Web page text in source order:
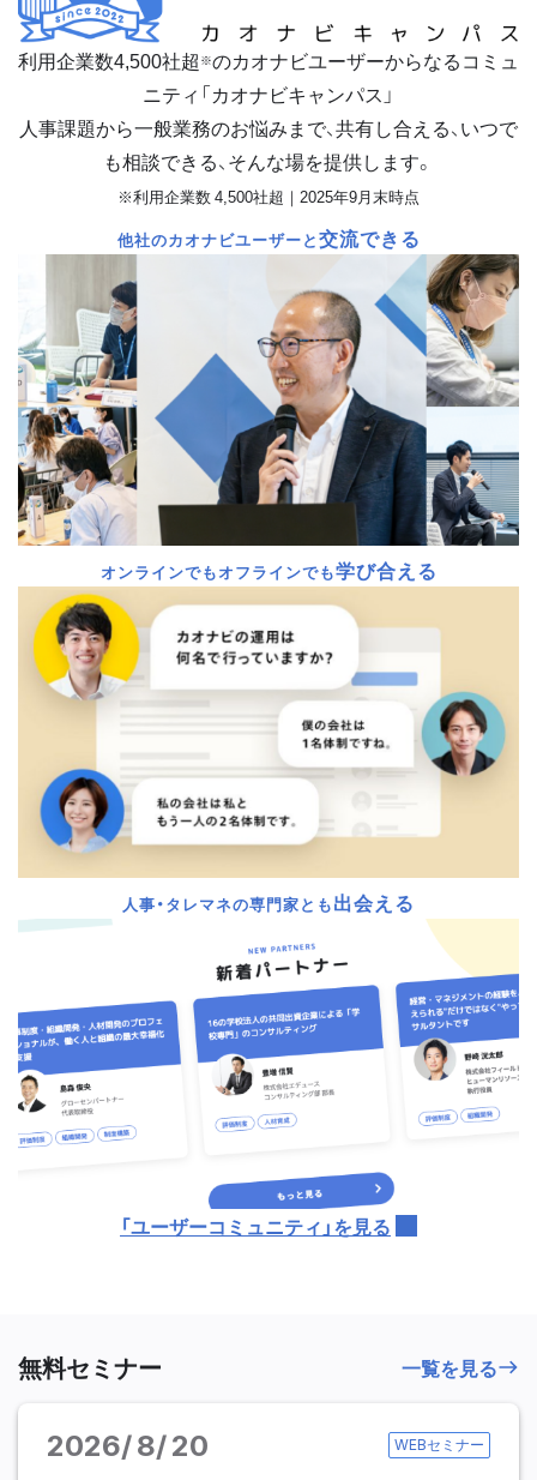
無料セミナー
2026 8 20 WEBセミナー
一覧を見る
利用企業数4,500社超 ※のカオナビユーザーからなるコミュ
ニティ「カオナビキャンパス」
人事課題から一般業務のお悩みまで、共有し合える、いつで
も相談できる、そんな場を提供します。
※利用企業数 4,500社超｜2025年9月末時点
他社のカオナビユーザーと交流できる
オンラインでもオフラインでも学び合える
人事・タレマネの専門家とも出会える
「ユーザーコミュニティ」を見る